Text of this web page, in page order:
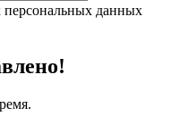
персональных данных